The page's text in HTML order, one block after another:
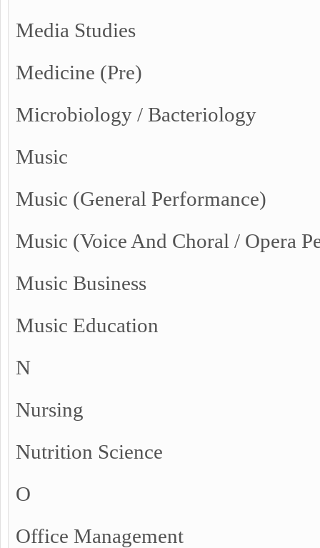
Media Studies
Medicine (Pre)
Microbiology / Bacteriology
Music
Music (General Performance)
Music (Voice And Choral / Opera
Music Business
Music Education
N
Nursing
Nutrition Science
O
Office Management